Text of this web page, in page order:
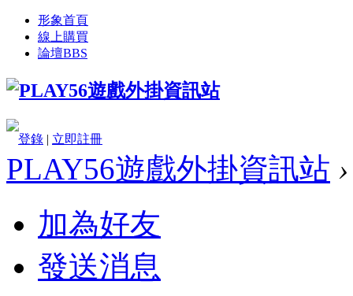
形象首頁
線上購買
論壇BBS
登錄 | 立即註冊
PLAY56遊戲外掛資訊站 ›
加為好友
發送消息